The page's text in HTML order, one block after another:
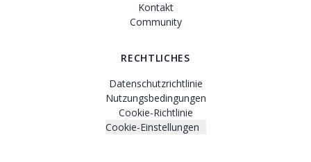
Kontakt
Community
RECHTLICHES
Datenschutzrichtlinie
Nutzungsbedingungen
Cookie-Richtlinie
Cookie-Einstellungen